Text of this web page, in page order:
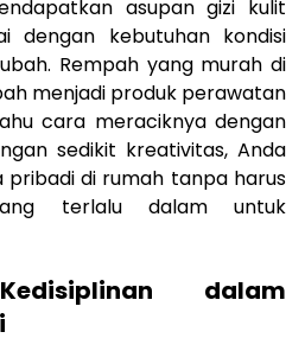
asupan gizi kulit
dengan kebutuhan kondisi
Rempah yang murah di
menjadi produk perawatan
cara meraciknya dengan
sedikit kreativitas, Anda
di rumah tanpa harus
terlalu dalam untuk
dalam